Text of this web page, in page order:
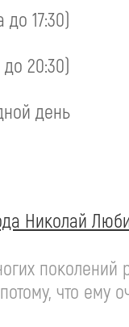
до 17:30)
до 20:30)
день
Николай
поколений
что ему